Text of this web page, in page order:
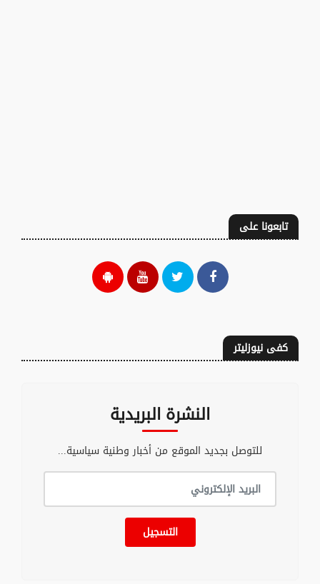
تابعونا على
كفى نيوزليتر
النشرة البريدية
للتوصل بجديد الموقع من أخبار وطنية سياسية...
التسجيل